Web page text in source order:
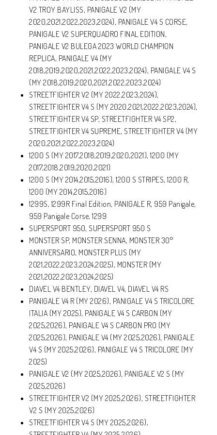
V2 TROY BAYLISS, PANIGALE V2 (MY
2020,2021,2022,2023,2024), PANIGALE V4 S CORSE,
PANIGALE V2 SUPERQUADRO FINAL EDITION,
PANIGALE V2 BULEGA 2023 WORLD CHAMPION
REPLICA, PANIGALE V4 (MY
2018,2019,2020,2021,2022,2023,2024), PANIGALE V4 S
(MY 2018,2019,2020,2021,2022,2023,2024)
STREETFIGHTER V2 (MY 2022,2023,2024),
STREETFIGHTER V4 S (MY 2020,2021,2022,2023,2024),
STREETFIGHTER V4 SP, STREETFIGHTER V4 SP2,
STREETFIGHTER V4 SUPREME, STREETFIGHTER V4 (MY
2020,2021,2022,2023,2024)
1200 S (MY 2017,2018,2019,2020,2021), 1200 (MY
2017,2018,2019,2020,2021)
1200 S (MY 2014,2015,2016), 1200 S STRIPES, 1200 R,
1200 (MY 2014,2015,2016)
1299S, 1299R Final Edition, PANIGALE R, 959 Panigale,
959 Panigale Corse, 1299
SUPERSPORT 950, SUPERSPORT 950 S
MONSTER SP, MONSTER SENNA, MONSTER 30°
ANNIVERSARIO, MONSTER PLUS (MY
2021,2022,2023,2024,2025), MONSTER (MY
2021,2022,2023,2024,2025)
DIAVEL V4 BENTLEY, DIAVEL V4, DIAVEL V4 RS
PANIGALE V4 R (MY 2026), PANIGALE V4 S TRICOLORE
ITALIA (MY 2025), PANIGALE V4 S CARBON (MY
2025,2026), PANIGALE V4 S CARBON PRO (MY
2025,2026), PANIGALE V4 (MY 2025,2026), PANIGALE
V4 S (MY 2025,2026), PANIGALE V4 S TRICOLORE (MY
2025)
PANIGALE V2 (MY 2025,2026), PANIGALE V2 S (MY
2025,2026)
STREETFIGHTER V2 (MY 2025,2026), STREETFIGHTER
V2 S (MY 2025,2026)
STREETFIGHTER V4 S (MY 2025,2026),